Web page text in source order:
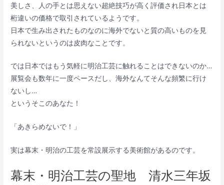
美しさ、人の手とは思えない超絶技巧が高く評価され日本とは
桁違いの価格で取引されているようです。
日本で生み出されたものなのに海外でないと質の高いものを見
られないというのは皮肉なことです。
では日本ではもう気軽に明治工芸に触れることはできないのか…
展覧会も数年に一度ペースだし、海外なんてそんな頻繁に行け
ないし…
というそこのあなた！
「あきらめないで！」
実は幕末・明治の工芸を常設展示する美術館があるのです。
幕末・明治工芸の聖地 清水三年坂